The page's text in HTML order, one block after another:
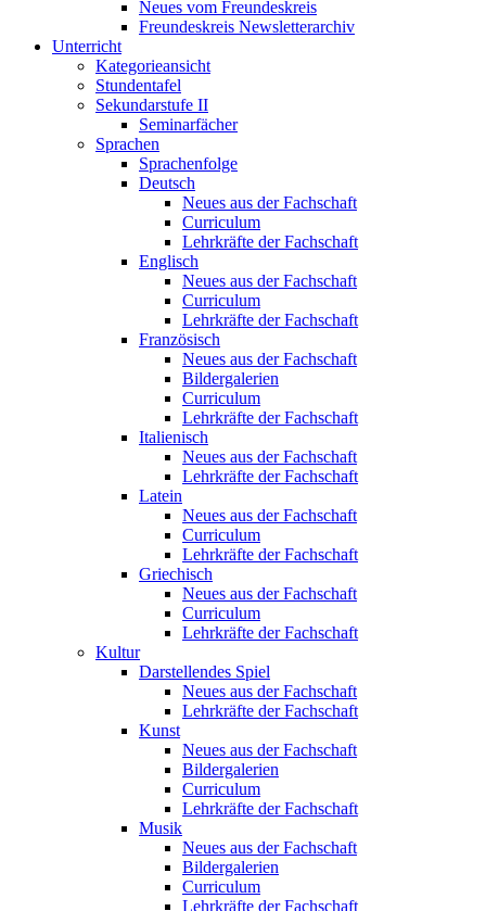
Neues vom Freundeskreis
Freundeskreis Newsletterarchiv
Unterricht
Kategorieansicht
Stundentafel
Sekundarstufe II
Seminarfächer
Sprachen
Sprachenfolge
Deutsch
Neues aus der Fachschaft
Curriculum
Lehrkräfte der Fachschaft
Englisch
Neues aus der Fachschaft
Curriculum
Lehrkräfte der Fachschaft
Französisch
Neues aus der Fachschaft
Bildergalerien
Curriculum
Lehrkräfte der Fachschaft
Italienisch
Neues aus der Fachschaft
Lehrkräfte der Fachschaft
Latein
Neues aus der Fachschaft
Curriculum
Lehrkräfte der Fachschaft
Griechisch
Neues aus der Fachschaft
Curriculum
Lehrkräfte der Fachschaft
Kultur
Darstellendes Spiel
Neues aus der Fachschaft
Lehrkräfte der Fachschaft
Kunst
Neues aus der Fachschaft
Bildergalerien
Curriculum
Lehrkräfte der Fachschaft
Musik
Neues aus der Fachschaft
Bildergalerien
Curriculum
Lehrkräfte der Fachschaft